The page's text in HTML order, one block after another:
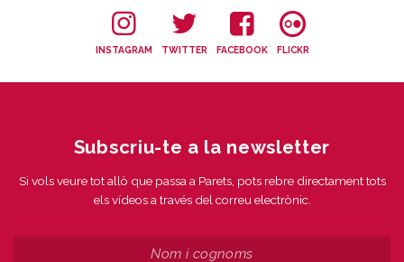
INSTAGRAM TWITTER FACEBOOK FLICKR
Subscriu-te a la newsletter
Si vols veure tot allò que passa a Parets, pots rebre directament tots
els vídeos a través del correu electrònic.